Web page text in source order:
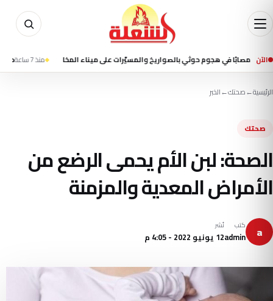
الآن منذ 7 ساعة حريق على
الرئيسية←صحتك←الخبر
صحتك
الصحة: لبن الأم يحمى الرضع من
الأمراض المعدية والمزمنة
a كتب
admin
نُشر
12 يونيو 2022 - 4:05 م